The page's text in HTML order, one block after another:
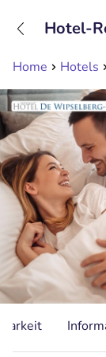
Home Hotels
Hotel-